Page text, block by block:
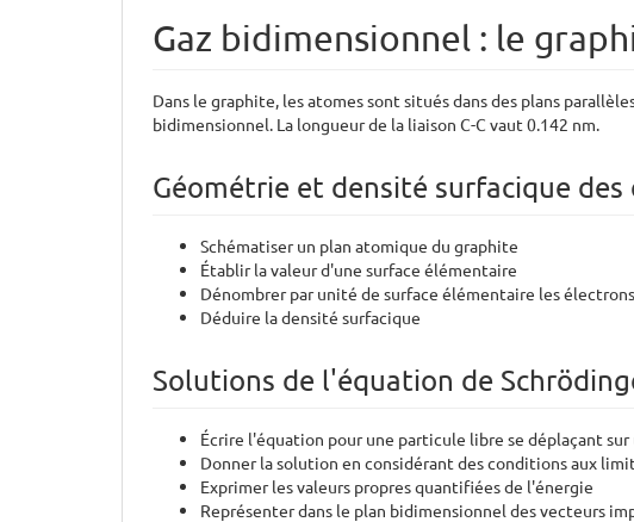
Gaz bidimensionnel : le
Dans le graphite, les atomes sont situés dans des plans
bidimensionnel. La longueur de la liaison C-C vaut 0.142 nm.
Géométrie et densité surfacique
Schématiser un plan atomique du graphite
Établir la valeur d'une surface élémentaire
Dénombrer par unité de surface élémentaire les
Déduire la densité surfacique
Solutions de l'équation de
Écrire l'équation pour une particule libre se déplaçant sur
Donner la solution en considérant des conditions aux
Exprimer les valeurs propres quantifiées de l'énergie
Représenter dans le plan bidimensionnel des vecteurs